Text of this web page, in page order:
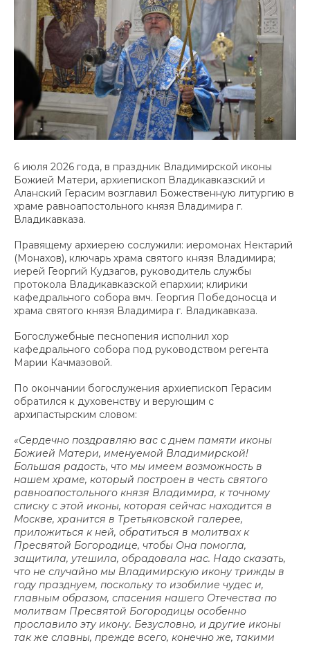
6 июля 2026 года, в праздник Владимирской иконы
Божией Матери, архиепископ Владикавказский и
Аланский Герасим возглавил Божественную литургию в
храме равноапостольного князя Владимира г.
Владикавказа.
Правящему архиерею сослужили: иеромонах Нектарий
(Монахов), ключарь храма святого князя Владимира;
иерей Георгий Кудзагов, руководитель службы
протокола Владикавказской епархии; клирики
кафедрального собора вмч. Георгия Победоносца и
храма святого князя Владимира г. Владикавказа.
Богослужебные песнопения исполнил хор
кафедрального собора под руководством регента
Марии Качмазовой.
По окончании богослужения архиепископ Герасим
обратился к духовенству и верующим с
архипастырским словом:
«Сердечно поздравляю вас с днем памяти иконы
Божией Матери, именуемой Владимирской!
Большая радость, что мы имеем возможность в
нашем храме, который построен в честь святого
равноапостольного князя Владимира, к точному
списку с этой иконы, которая сейчас находится в
Москве, хранится в Третьяковской галерее,
приложиться к ней, обратиться в молитвах к
Пресвятой Богородице, чтобы Она помогла,
защитила, утешила, обрадовала нас. Надо сказать,
что не случайно мы Владимирскую икону трижды в
году празднуем, поскольку то изобилие чудес и,
главным образом, спасения нашего Отечества по
молитвам Пресвятой Богородицы особенно
прославило эту икону. Безусловно, и другие иконы
так же славны, прежде всего, конечно же, такими